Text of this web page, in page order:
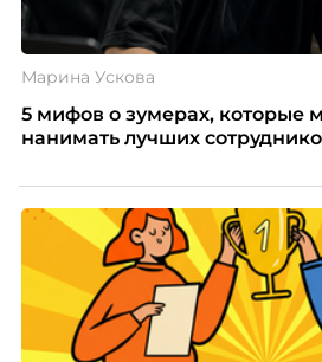
Марина Ускова
5 мифов о зумерах, которые
нанимать лучших